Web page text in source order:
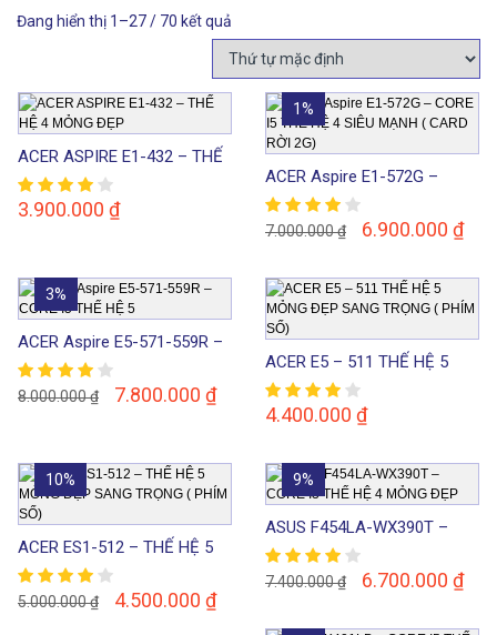
Đang hiển thị 1–27 / 70 kết quả
ACER ASPIRE E1-432 – THẾ
HỆ 4 MỎNG ĐẸP
3.900.000 ₫
ACER Aspire E1-572G –
CORE I5 THẾ HỆ 4 SIÊU
MẠNH ( CARD RỜI 2G)
7.000.000₫ 6.900.000 ₫
1%
ACER Aspire E5-571-559R –
CORE I5 THẾ HỆ 5
8.000.000₫ 7.800.000 ₫
3%
ACER E5 – 511 THẾ HỆ 5
MỎNG ĐẸP SANG TRỌNG (
PHÍM SỐ)
4.400.000 ₫
ACER ES1-512 – THẾ HỆ 5
MỎNG ĐẸP SANG TRỌNG (
PHÍM SỐ)
5.000.000₫ 4.500.000 ₫
10%
ASUS F454LA-WX390T –
CORE I3 THẾ HỆ 4 MỎNG
ĐẸP
7.400.000₫ 6.700.000 ₫
9%